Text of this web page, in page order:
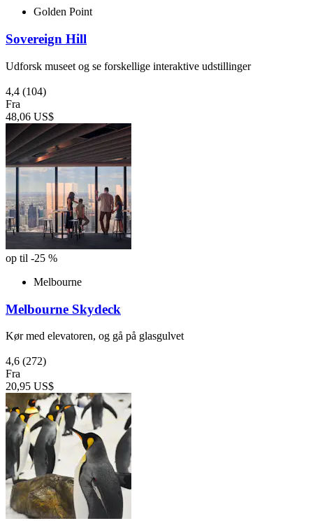
Golden Point
Sovereign Hill
Udforsk museet og se forskellige interaktive udstillinger
4,4 (104)
Fra
48,06 US$
op til -25 %
Melbourne
Melbourne Skydeck
Kør med elevatoren, og gå på glasgulvet
4,6 (272)
Fra
20,95 US$